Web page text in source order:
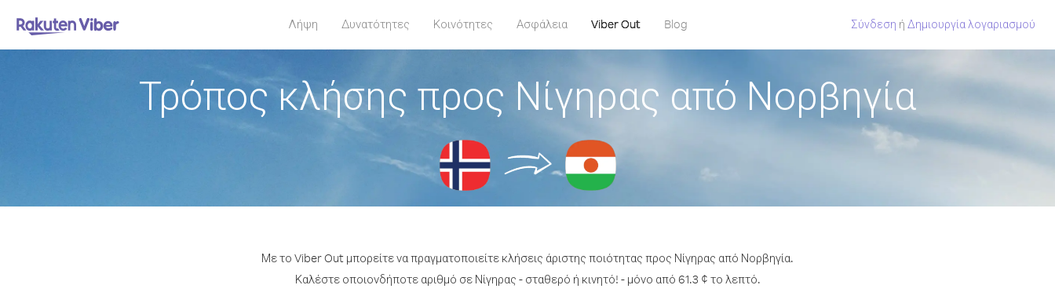
Λήψη Δυνατότητες Κοινότητες Ασφάλεια Viber Out Blog Σύνδεση ή Δημιουργία λογαριασμού
Τρόπος κλήσης προς Νίγηρας από Νορβηγία
Με το Viber Out μπορείτε να πραγματοποιείτε κλήσεις άριστης ποιότητας προς Νίγηρας από Νορβηγία.
Καλέστε οποιονδήποτε αριθμό σε Νίγηρας - σταθερό ή κινητό! - μόνο από 61.3 ¢ το λεπτό.